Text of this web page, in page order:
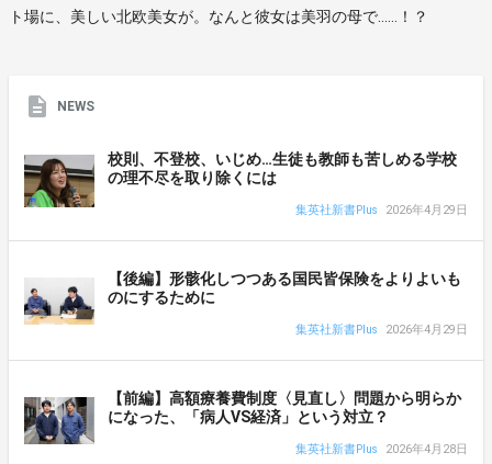
ト場に、美しい北欧美女が。なんと彼女は美羽の母で……！？
NEWS
校則、不登校、いじめ…生徒も教師も苦しめる学校
の理不尽を取り除くには
集英社新書Plus 2026年4月29日
【後編】形骸化しつつある国民皆保険をよりよいも
のにするために
集英社新書Plus 2026年4月29日
【前編】高額療養費制度〈見直し〉問題から明らか
になった、「病人VS経済」という対立？
集英社新書Plus 2026年4月28日